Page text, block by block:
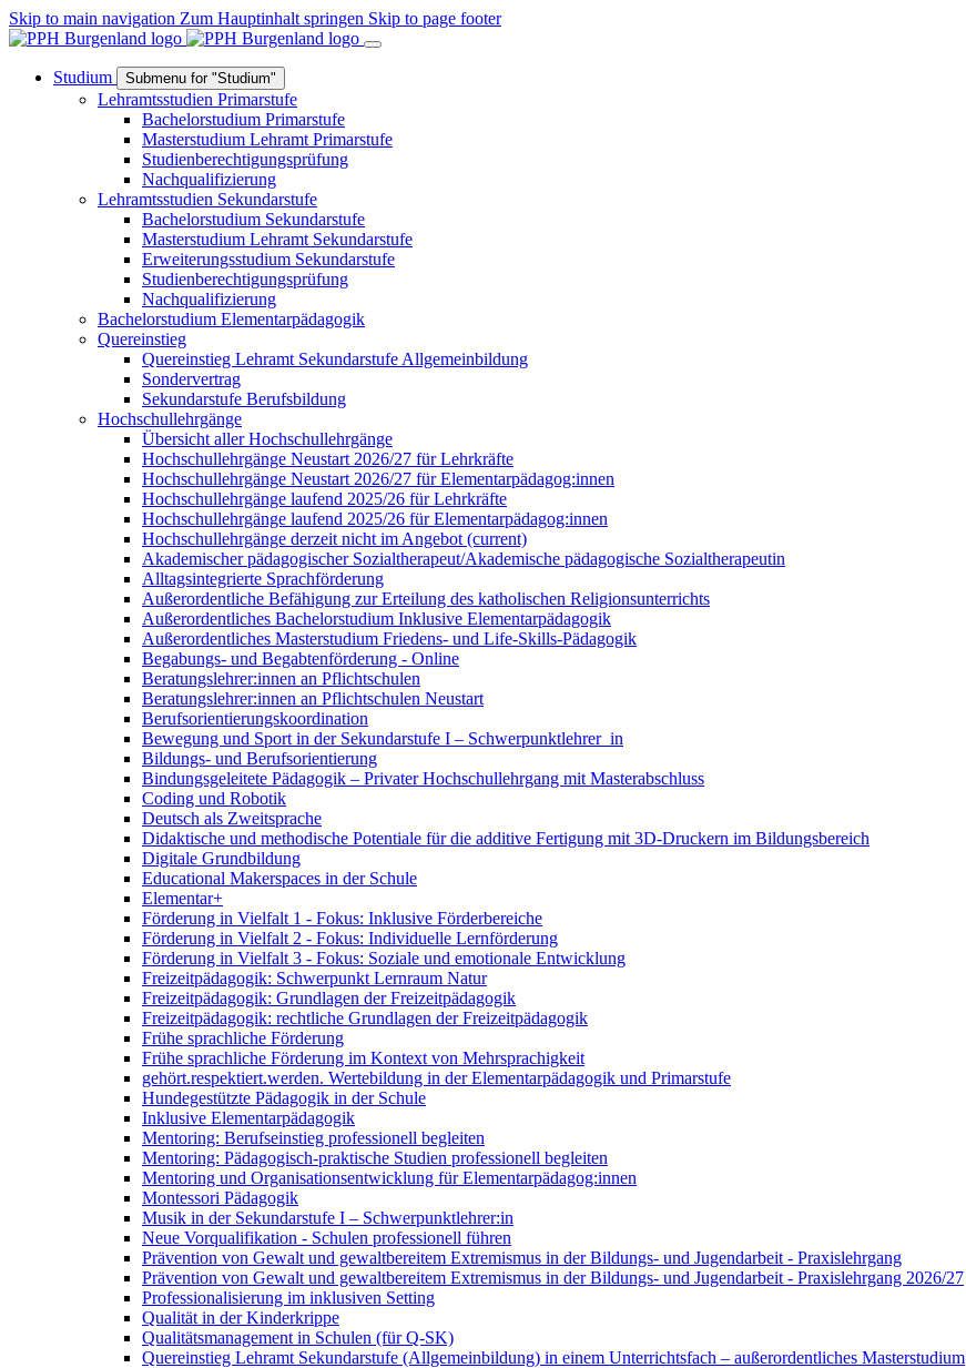
Skip to main navigation Zum Hauptinhalt springen Skip to page footer
Studium Submenu for "Studium"
Lehramtsstudien Primarstufe
Bachelorstudium Primarstufe
Masterstudium Lehramt Primarstufe
Studienberechtigungsprüfung
Nachqualifizierung
Lehramtsstudien Sekundarstufe
Bachelorstudium Sekundarstufe
Masterstudium Lehramt Sekundarstufe
Erweiterungsstudium Sekundarstufe
Studienberechtigungsprüfung
Nachqualifizierung
Bachelorstudium Elementarpädagogik
Quereinstieg
Quereinstieg Lehramt Sekundarstufe Allgemeinbildung
Sondervertrag
Sekundarstufe Berufsbildung
Hochschullehrgänge
Übersicht aller Hochschullehrgänge
Hochschullehrgänge Neustart 2026/27 für Lehrkräfte
Hochschullehrgänge Neustart 2026/27 für Elementarpädagog:innen
Hochschullehrgänge laufend 2025/26 für Lehrkräfte
Hochschullehrgänge laufend 2025/26 für Elementarpädagog:innen
Hochschullehrgänge derzeit nicht im Angebot (current)
Akademischer pädagogischer Sozialtherapeut/Akademische pädagogische Sozialtherapeutin
Alltagsintegrierte Sprachförderung
Außerordentliche Befähigung zur Erteilung des katholischen Religionsunterrichts
Außerordentliches Bachelorstudium Inklusive Elementarpädagogik
Außerordentliches Masterstudium Friedens- und Life-Skills-Pädagogik
Begabungs- und Begabtenförderung - Online
Beratungslehrer:innen an Pflichtschulen
Beratungslehrer:innen an Pflichtschulen Neustart
Berufsorientierungskoordination
Bewegung und Sport in der Sekundarstufe I – Schwerpunktlehrer_in
Bildungs- und Berufsorientierung
Bindungsgeleitete Pädagogik – Privater Hochschullehrgang mit Masterabschluss
Coding und Robotik
Deutsch als Zweitsprache
Didaktische und methodische Potentiale für die additive Fertigung mit 3D-Druckern im Bildungsbereich
Digitale Grundbildung
Educational Makerspaces in der Schule
Elementar+
Förderung in Vielfalt 1 - Fokus: Inklusive Förderbereiche
Förderung in Vielfalt 2 - Fokus: Individuelle Lernförderung
Förderung in Vielfalt 3 - Fokus: Soziale und emotionale Entwicklung
Freizeitpädagogik: Schwerpunkt Lernraum Natur
Freizeitpädagogik: Grundlagen der Freizeitpädagogik
Freizeitpädagogik: rechtliche Grundlagen der Freizeitpädagogik
Frühe sprachliche Förderung
Frühe sprachliche Förderung im Kontext von Mehrsprachigkeit
gehört.respektiert.werden. Wertebildung in der Elementarpädagogik und Primarstufe
Hundegestützte Pädagogik in der Schule
Inklusive Elementarpädagogik
Mentoring: Berufseinstieg professionell begleiten
Mentoring: Pädagogisch-praktische Studien professionell begleiten
Mentoring und Organisationsentwicklung für Elementarpädagog:innen
Montessori Pädagogik
Musik in der Sekundarstufe I – Schwerpunktlehrer:in
Neue Vorqualifikation - Schulen professionell führen
Prävention von Gewalt und gewaltbereitem Extremismus in der Bildungs- und Jugendarbeit - Praxislehrgang
Prävention von Gewalt und gewaltbereitem Extremismus in der Bildungs- und Jugendarbeit - Praxislehrgang 2026/27
Professionalisierung im inklusiven Setting
Qualität in der Kinderkrippe
Qualitätsmanagement in Schulen (für Q-SK)
Quereinstieg Lehramt Sekundarstufe (Allgemeinbildung) in einem Unterrichtsfach – außerordentliches Masterstudium